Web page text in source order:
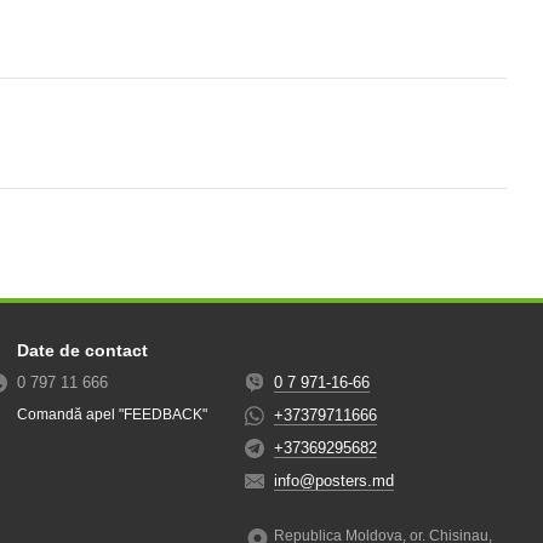
Date de contact
0 797 11 666
Comandă apel "FEEDBACK"
0 7 971-16-66
+37379711666
+37369295682
info@posters.md
Republica Moldova, or. Chisinau,